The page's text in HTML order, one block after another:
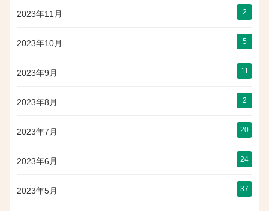
2023年11月 2
2023年10月 5
2023年9月 11
2023年8月 2
2023年7月 20
2023年6月 24
2023年5月 37